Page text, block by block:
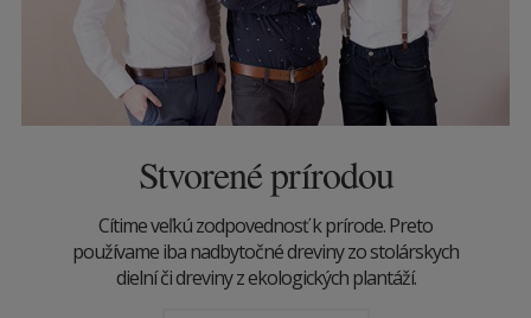
Stvorené prírodou
Cítime veľkú zodpovednosť k prírode. Preto
používame iba nadbytočné dreviny zo stolárskych
dielní či dreviny z ekologických plantáží.